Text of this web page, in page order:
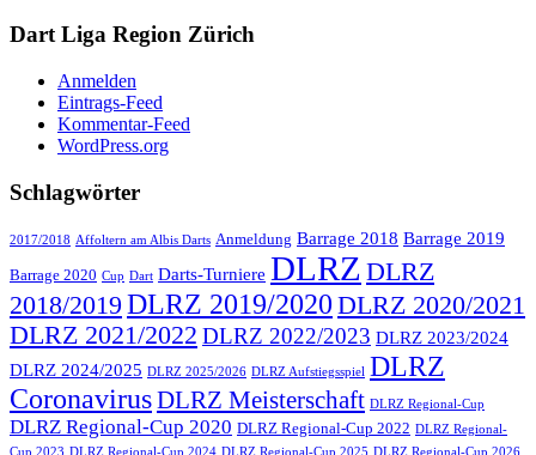
Dart Liga Region Zürich
Anmelden
Eintrags-Feed
Kommentar-Feed
WordPress.org
Schlagwörter
2017/2018 Affoltern am Albis Darts Anmeldung Barrage 2018 Barrage 2019
Barrage 2020 Cup Dart Darts-Turniere DLRZ DLRZ
2018/2019 DLRZ 2019/2020 DLRZ 2020/2021
DLRZ 2021/2022 DLRZ 2022/2023 DLRZ 2023/2024
DLRZ 2024/2025 DLRZ 2025/2026 DLRZ Aufstiegsspiel DLRZ
CoronavirusDLRZ Meisterschaft DLRZ Regional-Cup
DLRZ Regional-Cup 2020 DLRZ Regional-Cup 2022 DLRZ Regional-
Cup 2023 DLRZ Regional-Cup 2024 DLRZ Regional-Cup 2025 DLRZ Regional-Cup 2026